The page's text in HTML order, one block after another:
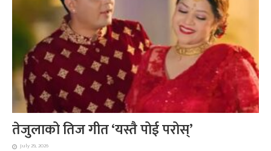
तेजुलाको तिज गीत ‘यस्तै पोई परोस्’
July 29, 2026